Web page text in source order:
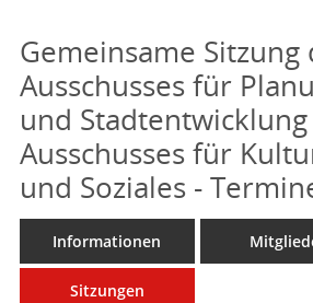
Gemeinsame Sitzung
Ausschusses für
und
Ausschusses für
und Soziales -
Informationen
Sitzungen